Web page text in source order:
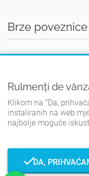
Brze poveznice
POLITIKA PRIVATNOSTI
PRAVILA O KOLAČIĆIMA
KONTAKT
Rulmenți de
Klikom na "Da,
instaliranih na web
najbolje moguće
DA,